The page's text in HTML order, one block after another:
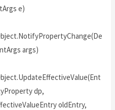
e)
args)
dp,
oldEntry,